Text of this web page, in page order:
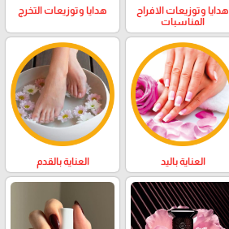
هدايا وتوزيعات الافراح
المناسبات
هدايا وتوزيعات التخرج
العناية باليد العناية بالقدم